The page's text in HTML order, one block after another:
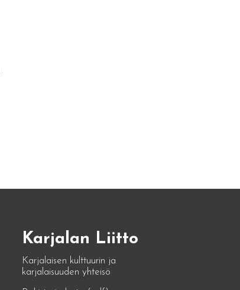
Karjalan Liitto
Karjalaisen kulttuurin ja
karjalaisuuden yhteisö